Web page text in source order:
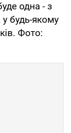
одна - з
будь-якому
Фото: